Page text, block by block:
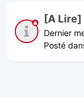
[A
Dernier
Posté